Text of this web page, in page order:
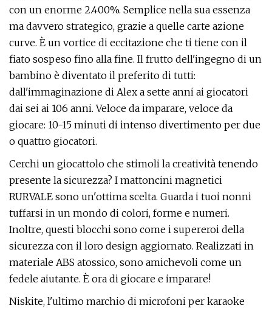
con un enorme 2.400%. Semplice nella sua essenza
ma davvero strategico, grazie a quelle carte azione
curve. È un vortice di eccitazione che ti tiene con il
fiato sospeso fino alla fine. Il frutto dell'ingegno di un
bambino è diventato il preferito di tutti:
dall'immaginazione di Alex a sette anni ai giocatori
dai sei ai 106 anni. Veloce da imparare, veloce da
giocare: 10-15 minuti di intenso divertimento per due
o quattro giocatori.
Cerchi un giocattolo che stimoli la creatività tenendo
presente la sicurezza? I mattoncini magnetici
RURVALE sono un'ottima scelta. Guarda i tuoi nonni
tuffarsi in un mondo di colori, forme e numeri.
Inoltre, questi blocchi sono come i supereroi della
sicurezza con il loro design aggiornato. Realizzati in
materiale ABS atossico, sono amichevoli come un
fedele aiutante. È ora di giocare e imparare!
Niskite, l'ultimo marchio di microfoni per karaoke